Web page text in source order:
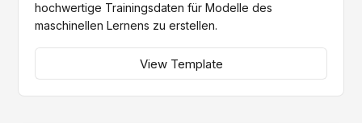
hochwertige Trainingsdaten für Modelle des
maschinellen Lernens zu erstellen.
View Template